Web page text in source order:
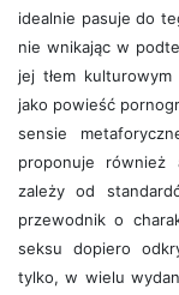
idealnie pasuje do
nie wnikając w
jej tłem kulturowym
jako powieść
sensie
proponuje również
zależy od
przewodnik o
seksu dopiero
tylko, w wielu